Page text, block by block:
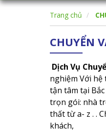
Trang chủ
CHUYỂN
Dịch Vụ
nghiệm Với hệ
tận tâm tại
trọn gói: nhà
thất từ a- z . .
khách,